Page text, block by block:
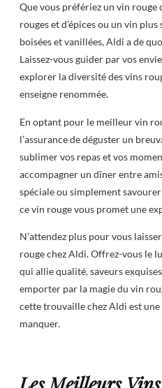
Que vous préfériez un vin rouge
rouges et d’épices ou un vin
boisées et vanillées, Aldi a de
Laissez-vous guider par vos
explorer la diversité des vins
enseigne renommée.
En optant pour le meilleur vin
l’assurance de déguster un
sublimer vos repas et vos
accompagner un dîner entre
spéciale ou simplement
ce vin rouge vous promet une
N’attendez plus pour vous
rouge chez Aldi. Offrez-vous le
qui allie qualité, saveurs
emporter par la magie du vin
cette trouvaille chez Aldi est
manquer.
Les Meilleurs